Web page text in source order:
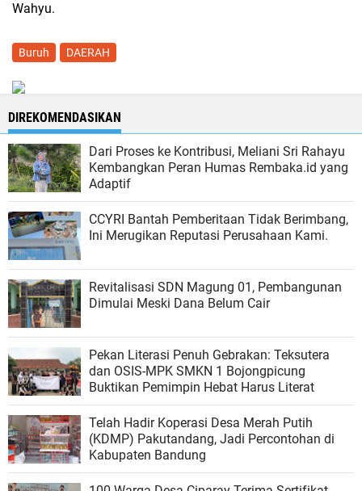
Wahyu.
Buruh DAERAH
DIREKOMENDASIKAN
Dari Proses ke Kontribusi, Meliani Sri Rahayu
Kembangkan Peran Humas Rembaka.id yang
Adaptif
CCYRI Bantah Pemberitaan Tidak Berimbang,
Ini Merugikan Reputasi Perusahaan Kami.
Revitalisasi SDN Magung 01, Pembangunan
Dimulai Meski Dana Belum Cair
Pekan Literasi Penuh Gebrakan: Teksutera
dan OSIS-MPK SMKN 1 Bojongpicung
Buktikan Pemimpin Hebat Harus Literat
Telah Hadir Koperasi Desa Merah Putih
(KDMP) Pakutandang, Jadi Percontohan di
Kabupaten Bandung